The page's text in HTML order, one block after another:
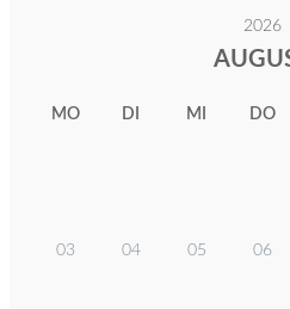
2026
MO DI MI DO
03 04 05 06